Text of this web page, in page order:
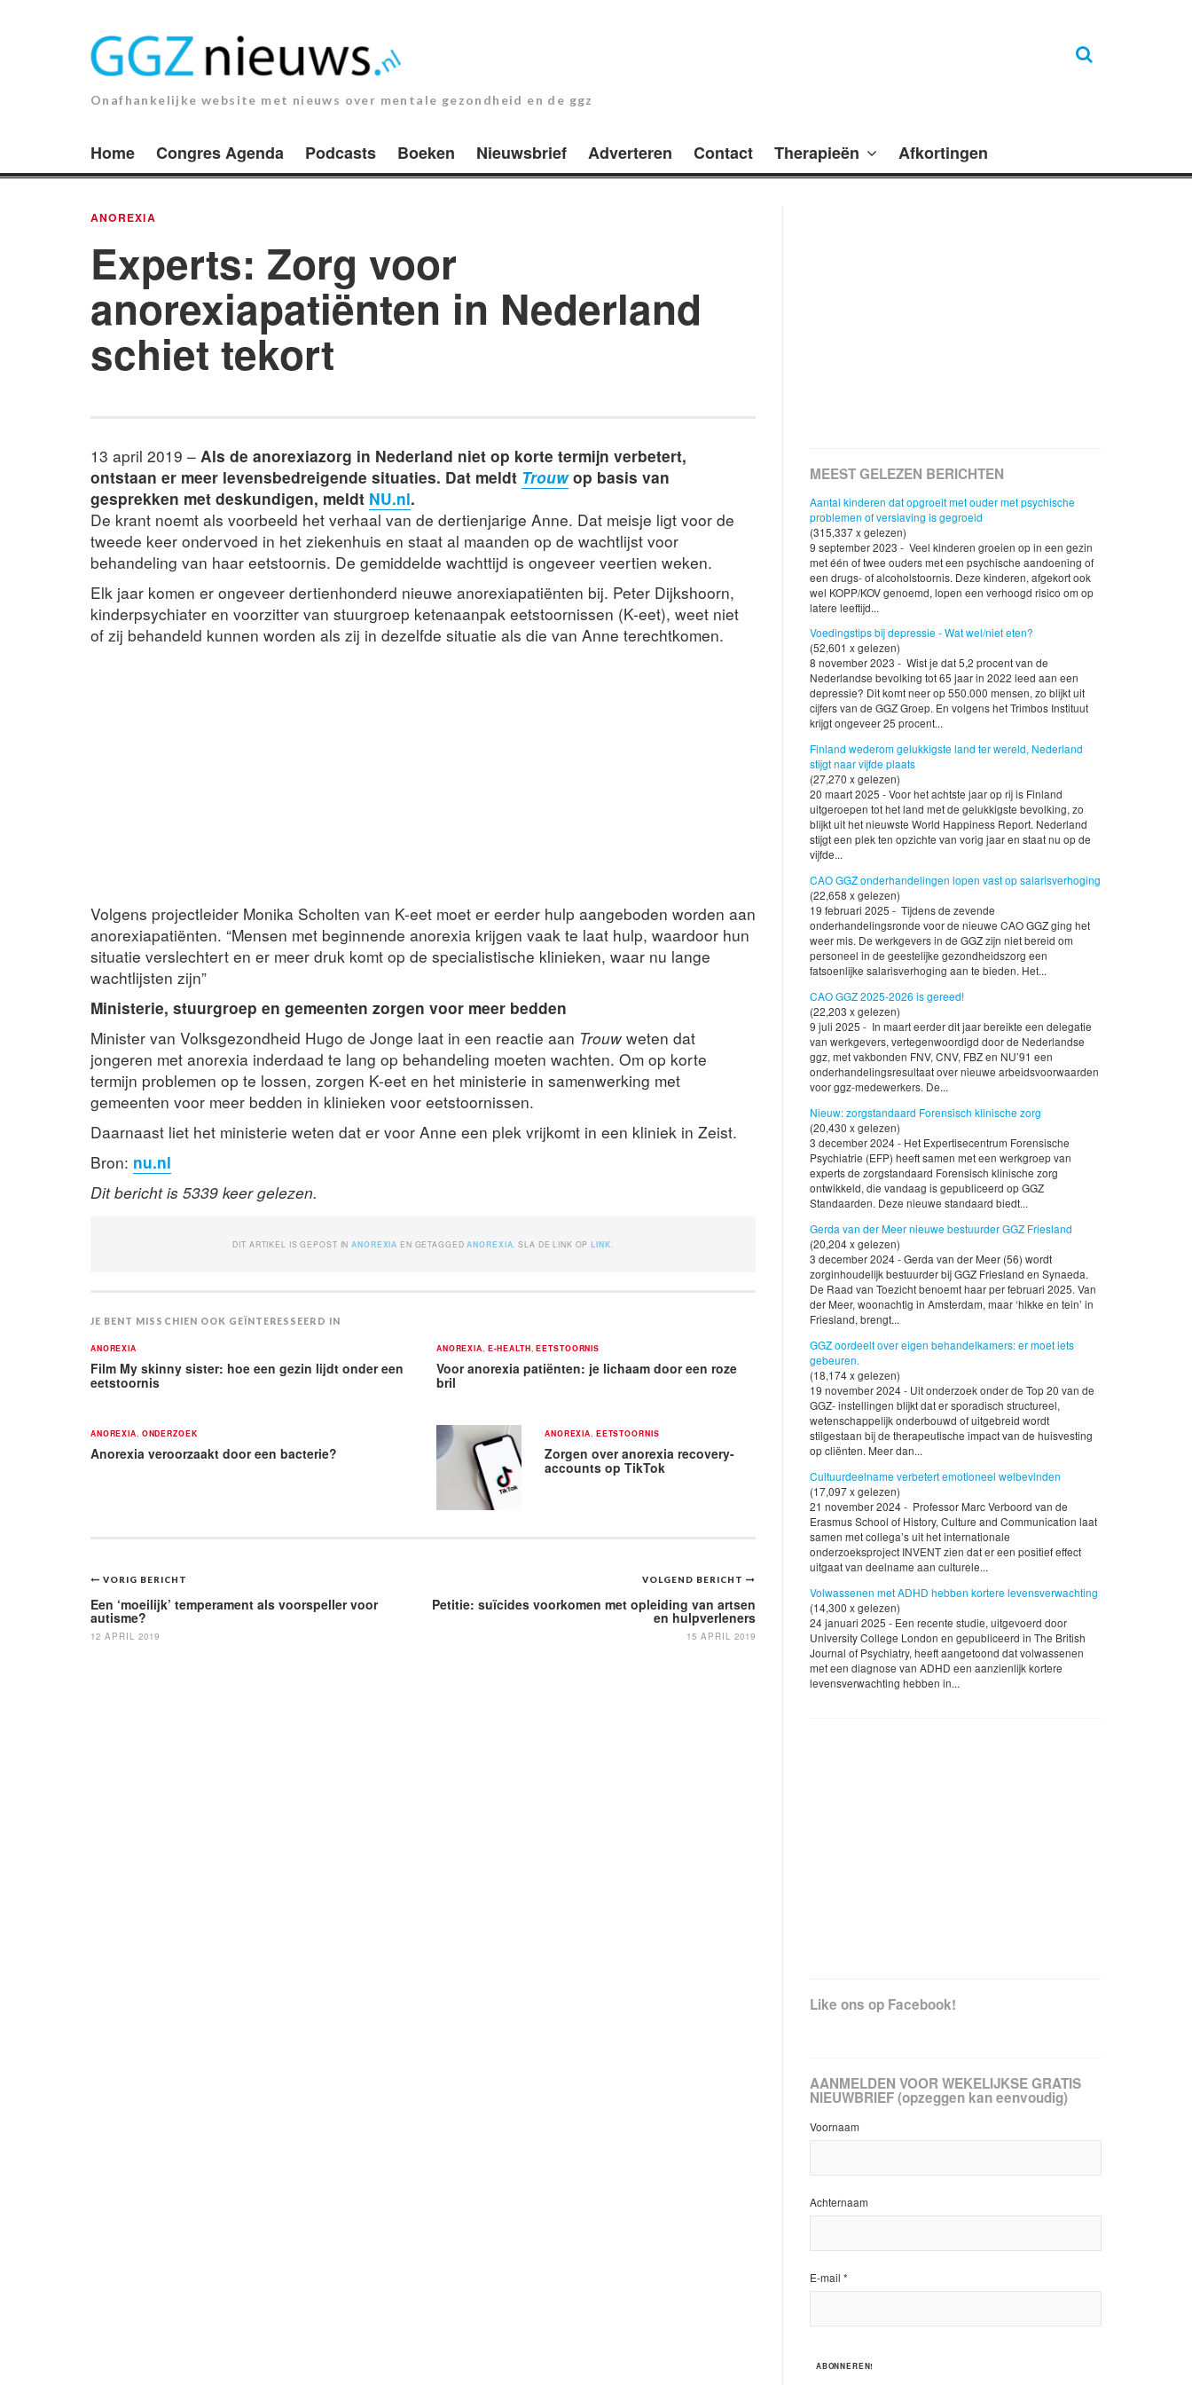
Onafhankelijke website met nieuws over mentale gezondheid en de ggz
Home Congres Agenda Podcasts Boeken Nieuwsbrief Adverteren Contact Therapieën Afkortingen
ANOREXIA
Experts: Zorg voor
anorexiapatiënten in Nederland
schiet tekort
13 april 2019 – Als de anorexiazorg in Nederland niet op korte termijn verbetert,
ontstaan er meer levensbedreigende situaties. Dat meldt Trouwop basis van
gesprekken met deskundigen, meldt NU.nl.
De krant noemt als voorbeeld het verhaal van de dertienjarige Anne. Dat meisje ligt voor de
tweede keer ondervoed in het ziekenhuis en staat al maanden op de wachtlijst voor
behandeling van haar eetstoornis. De gemiddelde wachttijd is ongeveer veertien weken.
Elk jaar komen er ongeveer dertienhonderd nieuwe anorexiapatiënten bij. Peter Dijkshoorn,
kinderpsychiater en voorzitter van stuurgroep ketenaanpak eetstoornissen (K-eet), weet niet
of zij behandeld kunnen worden als zij in dezelfde situatie als die van Anne terechtkomen.
Volgens projectleider Monika Scholten van K-eet moet er eerder hulp aangeboden worden aan
anorexiapatiënten. “Mensen met beginnende anorexia krijgen vaak te laat hulp, waardoor hun
situatie verslechtert en er meer druk komt op de specialistische klinieken, waar nu lange
wachtlijsten zijn”
Ministerie, stuurgroep en gemeenten zorgen voor meer bedden
Minister van Volksgezondheid Hugo de Jonge laat in een reactie aan Trouwweten dat
jongeren met anorexia inderdaad te lang op behandeling moeten wachten. Om op korte
termijn problemen op te lossen, zorgen K-eet en het ministerie in samenwerking met
gemeenten voor meer bedden in klinieken voor eetstoornissen.
Daarnaast liet het ministerie weten dat er voor Anne een plek vrijkomt in een kliniek in Zeist.
Bron: nu.nl
Dit bericht is 5339 keer gelezen.
DIT ARTIKEL IS GEPOST INANOREXIA EN GETAGGEDANOREXIA . SLA DE LINK OPLINK
JE BENT MISSCHIEN OOK GEÏNTERESSEERD IN
ANOREXIA
Film My skinny sister: hoe een gezin lijdt onder een
eetstoornis
ANOREXIA E-HEALTH ,EETSTOORNIS
Voor anorexia patiënten: je lichaam door een roze
bril
ANOREXIA ONDERZOEK
Anorexia veroorzaakt door een bacterie?
ANOREXIA EETSTOORNIS
Zorgen over anorexia recovery-
accounts op TikTok
Bericht
navigatie
VOLGEND BERICHT
Petitie: suïcides voorkomen met opleiding van artsen
en hulpverleners
15 APRIL 2019
VORIG BERICHT
Een ‘moeilijk’ temperament als voorspeller voor
autisme?
12 APRIL 2019
MEEST GELEZEN BERICHTEN
Aantal kinderen dat opgroeit met ouder met psychische
problemen of verslaving is gegroeid
(315,337 x gelezen)
9 september 2023 - Veel kinderen groeien op in een gezin
met één of twee ouders met een psychische aandoening of
een drugs- of alcoholstoornis. Deze kinderen, afgekort ook
wel KOPP/KOV genoemd, lopen een verhoogd risico om op
latere leeftijd...
Voedingstips bij depressie - Wat wel/niet eten?
(52,601 x gelezen)
8 november 2023 - Wist je dat 5,2 procent van de
Nederlandse bevolking tot 65 jaar in 2022 leed aan een
depressie? Dit komt neer op 550.000 mensen, zo blijkt uit
cijfers van de GGZ Groep. En volgens het Trimbos Instituut
krijgt ongeveer 25 procent...
Finland wederom gelukkigste land ter wereld, Nederland
stijgt naar vijfde plaats
(27,270 x gelezen)
20 maart 2025 - Voor het achtste jaar op rij is Finland
uitgeroepen tot het land met de gelukkigste bevolking, zo
blijkt uit het nieuwste World Happiness Report. Nederland
stijgt een plek ten opzichte van vorig jaar en staat nu op de
vijfde...
CAO GGZ onderhandelingen lopen vast op salarisverhoging
(22,658 x gelezen)
19 februari 2025 - Tijdens de zevende
onderhandelingsronde voor de nieuwe CAO GGZ ging het
weer mis. De werkgevers in de GGZ zijn niet bereid om
personeel in de geestelijke gezondheidszorg een
fatsoenlijke salarisverhoging aan te bieden. Het...
CAO GGZ 2025-2026 is gereed!
(22,203 x gelezen)
9 juli 2025 - In maart eerder dit jaar bereikte een delegatie
van werkgevers, vertegenwoordigd door de Nederlandse
ggz, met vakbonden FNV, CNV, FBZ en NU’91 een
onderhandelingsresultaat over nieuwe arbeidsvoorwaarden
voor ggz-medewerkers. De...
Nieuw: zorgstandaard Forensisch klinische zorg
(20,430 x gelezen)
3 december 2024 - Het Expertisecentrum Forensische
Psychiatrie (EFP) heeft samen met een werkgroep van
experts de zorgstandaard Forensisch klinische zorg
ontwikkeld, die vandaag is gepubliceerd op GGZ
Standaarden. Deze nieuwe standaard biedt...
Gerda van der Meer nieuwe bestuurder GGZ Friesland
(20,204 x gelezen)
3 december 2024 - Gerda van der Meer (56) wordt
zorginhoudelijk bestuurder bij GGZ Friesland en Synaeda.
De Raad van Toezicht benoemt haar per februari 2025. Van
der Meer, woonachtig in Amsterdam, maar ‘hikke en tein’ in
Friesland, brengt...
GGZ oordeelt over eigen behandelkamers: er moet iets
gebeuren.
(18,174 x gelezen)
19 november 2024 - Uit onderzoek onder de Top 20 van de
GGZ- instellingen blijkt dat er sporadisch structureel,
wetenschappelijk onderbouwd of uitgebreid wordt
stilgestaan bij de therapeutische impact van de huisvesting
op cliënten. Meer dan...
Cultuurdeelname verbetert emotioneel welbevinden
(17,097 x gelezen)
21 november 2024 - Professor Marc Verboord van de
Erasmus School of History, Culture and Communication laat
samen met collega’s uit het internationale
onderzoeksproject INVENT zien dat er een positief effect
uitgaat van deelname aan culturele...
Volwassenen met ADHD hebben kortere levensverwachting
(14,300 x gelezen)
24 januari 2025 - Een recente studie, uitgevoerd door
University College London en gepubliceerd in The British
Journal of Psychiatry, heeft aangetoond dat volwassenen
met een diagnose van ADHD een aanzienlijk kortere
levensverwachting hebben in...
Like ons op Facebook!
AANMELDEN VOOR WEKELIJKSE GRATIS
NIEUWBRIEF (opzeggen kan eenvoudig)
Voornaam
Achternaam
E-mail *